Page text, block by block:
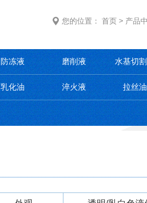
您的位置： 首页 > 产品
防冻液 磨削液 水基切
乳化油 淬火液 拉丝油